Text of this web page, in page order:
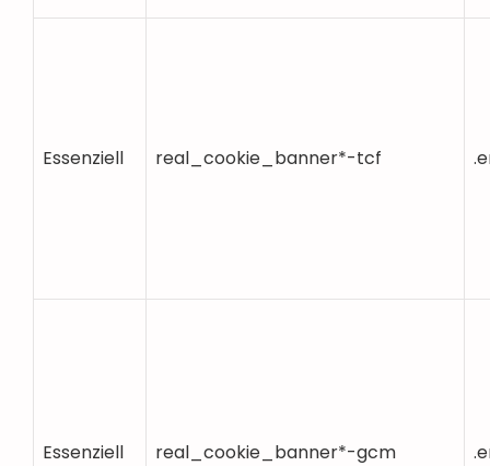
Essenziell real_cookie_banner*-tcf
Essenziell real_cookie_banner*-gcm